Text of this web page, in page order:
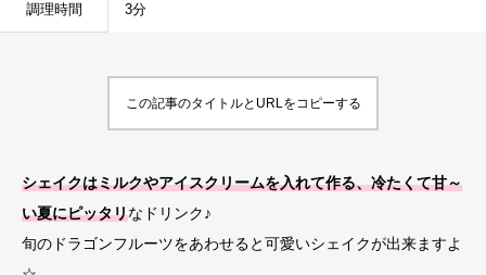
調理時間 3分
この記事のタイトルとURLをコピーする
シェイクはミルクやアイスクリームを入れて作る、冷たくて甘～
い夏にピッタリなドリンク♪
旬のドラゴンフルーツをあわせると可愛いシェイクが出来ますよ